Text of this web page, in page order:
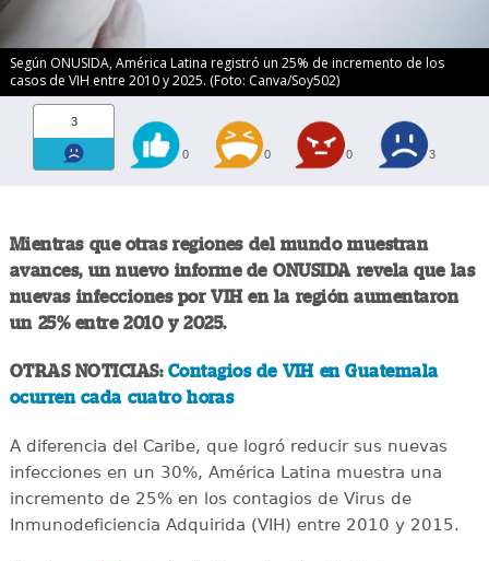
Según ONUSIDA, América Latina registró un 25% de incremento de los
casos de VIH entre 2010 y 2025. (Foto: Canva/Soy502)
3
0 0 0 3
Mientras que otras regiones del mundo muestran
avances, un nuevo informe de ONUSIDA revela que las
nuevas infecciones por VIH en la región aumentaron
un 25% entre 2010 y 2025.
OTRAS NOTICIAS: Contagios de VIH en Guatemala
ocurren cada cuatro horas
A diferencia del Caribe, que logró reducir sus nuevas
infecciones en un 30%, América Latina muestra una
incremento de 25% en los contagios de Virus de
Inmunodeficiencia Adquirida (VIH) entre 2010 y 2015.